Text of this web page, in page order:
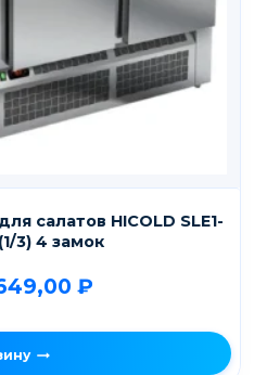
салатов HICOLD SLE1-
3) 4 замок
₽